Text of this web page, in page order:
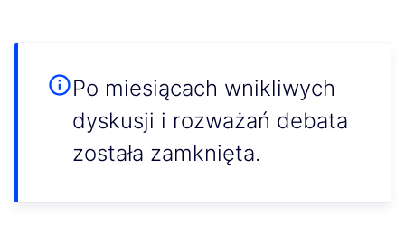
Po miesiącach wnikliwych
dyskusji i rozważań debata
została zamknięta.